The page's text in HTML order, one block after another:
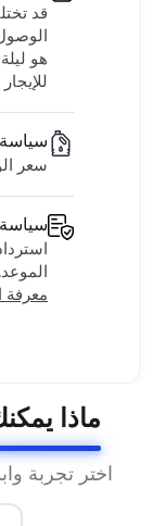
قد
هو
سياسة
سعر
سياسة
معرفة
ماذا
اختر تجربة